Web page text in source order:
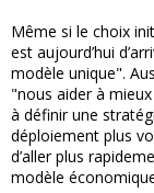
Même si le choix
est aujourd’hui
modèle unique".
"nous aider à
à définir une
déploiement plus
d’aller plus
modèle